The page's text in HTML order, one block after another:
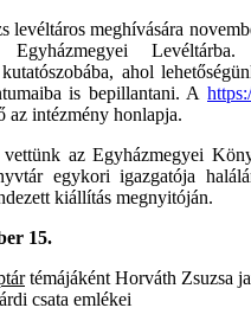
levéltáros meghívására
Egyházmegyei
ahol
is bepillantani. A
az intézmény honlapja.
vettünk az Egyházmegyei
egykoriigazgatója
kiállítás megnyitóján.
15.
témájáként Horváth Zsuzsa
csata emlékei